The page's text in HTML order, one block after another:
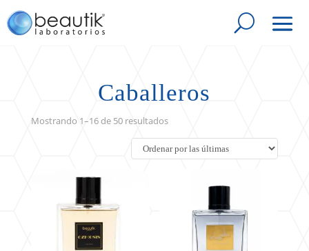
Caballeros
Mostrando 1–16 de 50 resultadosSorted
by
latest